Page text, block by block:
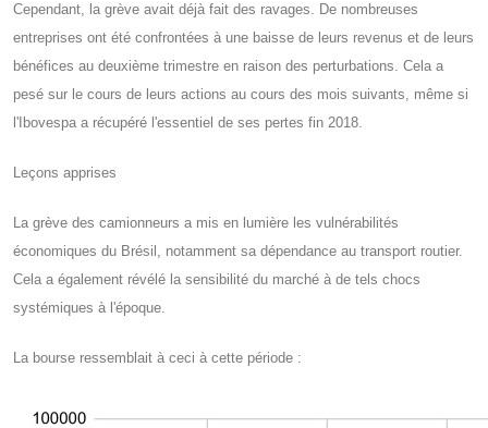
Cependant, la grève avait déjà fait des ravages. De nombreuses
entreprises ont été confrontées à une baisse de leurs revenus et de leurs
bénéfices au deuxième trimestre en raison des perturbations. Cela a
pesé sur le cours de leurs actions au cours des mois suivants, même si
l'Ibovespa a récupéré l'essentiel de ses pertes fin 2018.
Leçons apprises
La grève des camionneurs a mis en lumière les vulnérabilités
économiques du Brésil, notamment sa dépendance au transport routier.
Cela a également révélé la sensibilité du marché à de tels chocs
systémiques à l'époque.
La bourse ressemblait à ceci à cette période :